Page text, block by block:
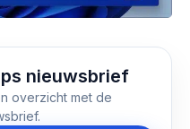
nieuwsbrief
overzicht met de